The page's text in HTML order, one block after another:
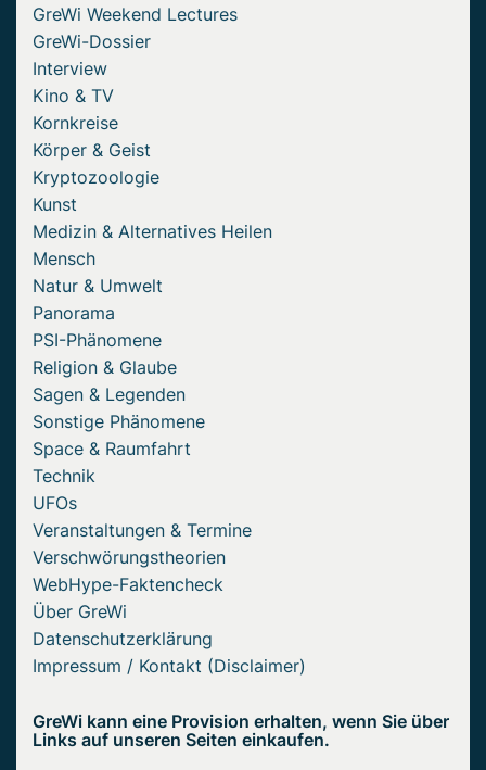
GreWi Weekend Lectures
GreWi-Dossier
Interview
Kino & TV
Kornkreise
Körper & Geist
Kryptozoologie
Kunst
Medizin & Alternatives Heilen
Mensch
Natur & Umwelt
Panorama
PSI-Phänomene
Religion & Glaube
Sagen & Legenden
Sonstige Phänomene
Space & Raumfahrt
Technik
UFOs
Veranstaltungen & Termine
Verschwörungstheorien
WebHype-Faktencheck
Über GreWi
Datenschutzerklärung
Impressum / Kontakt (Disclaimer)
GreWi kann eine Provision erhalten, wenn Sie über
Links auf unseren Seiten einkaufen.